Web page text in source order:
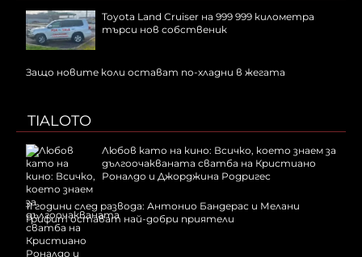
Toyota Land Cruiser на 999 999 километра
търси нов собственик
Защо новите коли остават по-хладни в жегата
TIALOTO
Любов като на кино: Всичко, което знаем за
дългоочакваната сватба на Кристиано
Роналдо и Джорджина Родригес
11 години след развода: Антонио Бандерас и Мелани
Грифит остават най-добри приятели